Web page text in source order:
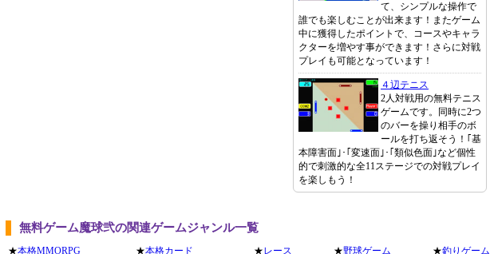
て、シンプルな操作で
誰でも楽しむことが出来ます！またゲーム
中に獲得したポイントで、コースやキャラ
クターを増やす事ができます！さらに対戦
プレイも可能となっています！
４辺テニス
2人対戦用の無料テニス
ゲームです。同時に2つ
のバーを操り相手のボ
ールを打ち返そう！｢基
本障害面｣･｢変速面｣･｢類似色面｣など個性
的で刺激的な全11ステージでの対戦プレイ
を楽しもう！
無料ゲーム魔球弐の関連ゲームジャンル一覧
★本格MMORPG ★本格カード ★レース ★野球ゲーム ★釣りゲーム